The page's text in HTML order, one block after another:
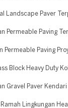
Landscape Paver
Permeable Paving
Permeable Paving
Block Heavy Duty
Gravel Paver
Lingkungan